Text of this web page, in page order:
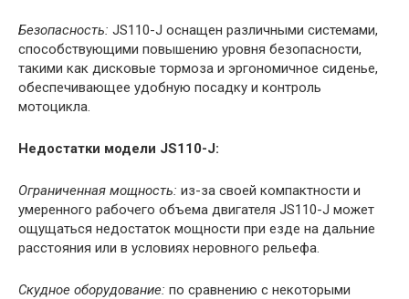
Безопасность: JS110-J оснащен различными системами,
способствующими повышению уровня безопасности,
такими как дисковые тормоза и эргономичное сиденье,
обеспечивающее удобную посадку и контроль
мотоцикла.
Недостатки модели JS110-J:
Ограниченная мощность: из-за своей компактности и
умеренного рабочего объема двигателя JS110-J может
ощущаться недостаток мощности при езде на дальние
расстояния или в условиях неровного рельефа.
Скудное оборудование: по сравнению с некоторыми